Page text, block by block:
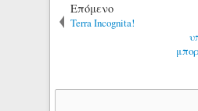
Επόμενο
Terra Incognita!